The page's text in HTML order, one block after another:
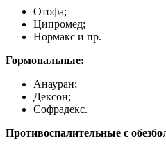
Отофа;
Ципромед;
Нормакс и пр.
Гормональные:
Анауран;
Дексон;
Софрадекс.
Противоспалительные с